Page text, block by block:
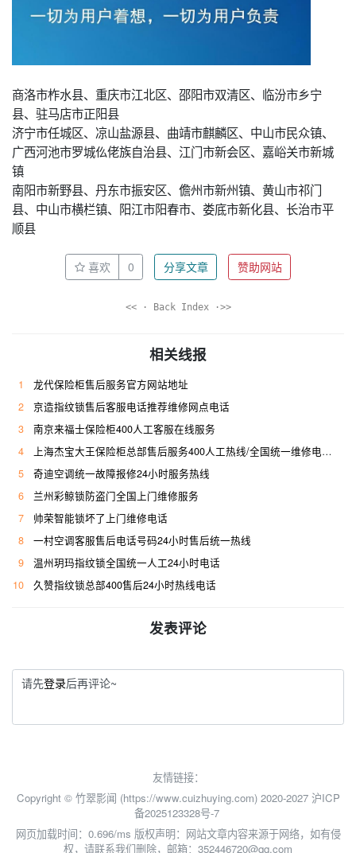
商洛市柞水县、重庆市江北区、邵阳市双清区、临汾市乡宁
县、驻马店市正阳县
济宁市任城区、凉山盐源县、曲靖市麒麟区、中山市民众镇、
广西河池市罗城仫佬族自治县、江门市新会区、嘉峪关市新城
镇
南阳市新野县、丹东市振安区、儋州市新州镇、黄山市祁门
县、中山市横栏镇、阳江市阳春市、娄底市新化县、长治市平
顺县
喜欢 0 分享文章 赞助网站
<< · Back Index ·>>
相关线报
1
龙代保险柜售后服务官方网站地址
2
京造指纹锁售后客服电话推荐维修网点电话
3
南京来福士保险柜400人工客服在线服务
4
上海杰宝大王保险柜总部售后服务400人工热线/全国统一维修电话是多少
5
奇迪空调统一故障报修24小时服务热线
6
兰州彩鲸锁防盗门全国上门维修服务
7
帅荣智能锁坏了上门维修电话
8
一村空调客服售后电话号码24小时售后统一热线
9
温州玥玛指纹锁全国统一人工24小时电话
10
久赞指纹锁总部400售后24小时热线电话
发表评论
请先登录后再评论~
友情链接：
Copyright © 竹翠影闻 (https://www.cuizhuying.com) 2020-2027 沪ICP
备2025123328号-7
网页加载时间：0.696/ms 版权声明：网站文章内容来源于网络，如有侵
权，请联系我们删除，邮箱：352446720@qq.com